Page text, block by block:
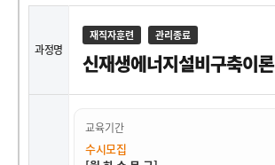
과정명
재직자훈련 관리종료
신재생에너지설비구축이론
교육기간
수시모집